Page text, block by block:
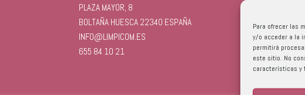
Para ofrecer las
y/o acceder a la
permitirá
este sitio. No
características y
PLAZA MAYOR, 8
BOLTAÑA HUESCA 22340 ESPAÑA
INFO@LIMPICOM.ES
655 84 10 21